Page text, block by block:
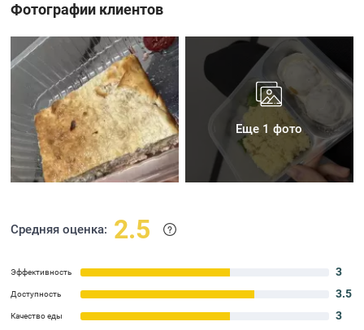
Фотографии клиентов
Еще 1 фото
Средняя оценка: 2.5
Эффективность 3
Доступность 3.5
Качество еды 3